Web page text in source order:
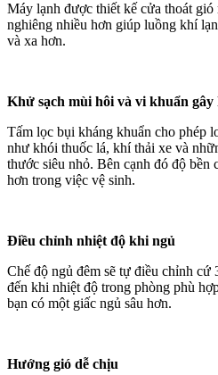
Máy lạnh được thiết kế cửa thoát gió
nghiêng nhiều hơn giúp luồng khí
và xa hơn.
Khử sạch mùi hôi và vi khuẩn gây
Tấm lọc bụi kháng khuẩn cho phép
như khói thuốc lá, khí thải xe và
thước siêu nhỏ. Bên cạnh đó độ bền
hơn trong việc vệ sinh.
Điều chỉnh nhiệt độ khi ngủ
Chế độ ngủ đêm sẽ tự điều chỉnh cứ
đến khi nhiệt độ trong phòng phù
bạn có một giấc ngủ sâu hơn.
Hướng gió dễ chịu